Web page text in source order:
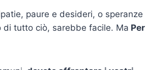
paure e desideri, o speranze
di tutto ciò, sarebbe facile. Ma Per